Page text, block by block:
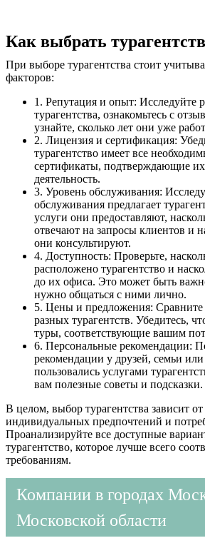
Как выбрать
При выборе турагентства стоит
факторов:
1. Репутация и опыт: Исследуйте
турагентства, ознакомьтесь с
узнайте, сколько лет они уже
2. Лицензия и сертификация:
турагентство имеет все
сертификаты, подтверждающие
деятельность.
3. Уровень обслуживания:
обслуживания предлагает
услуги они предоставляют,
отвечают на запросы клиентов и
они консультируют.
4. Доступность: Проверьте,
расположено турагентство и
до их офиса. Это может быть
нужно общаться с ними лично.
5. Цены и предложения:
разных турагентств. Убедитесь,
туры, соответствующие вашим
6. Персональные рекомендации:
рекомендации у друзей, семьи
пользовались услугами
вам полезные советы и подсказки.
В целом, выбор турагентства зависит
индивидуальных предпочтений и
Проанализируйте все доступные
турагентство, которое лучше всего
требованиям.
Компании в городах
Московской области